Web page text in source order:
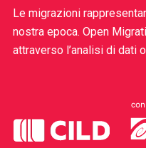
Le migrazioni
nostra epoca. Open
attraverso l’analisi di dati